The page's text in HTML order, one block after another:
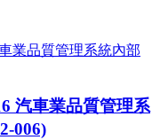
汽車業品質管理系
006)